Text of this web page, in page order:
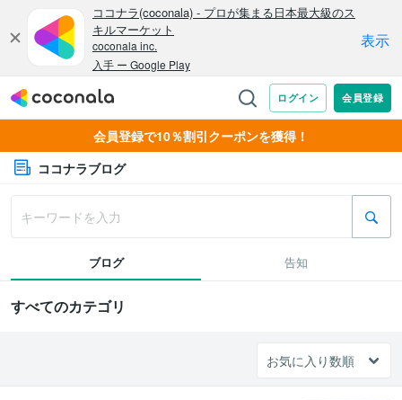
会員登録で10％割引クーポンを獲得！
ココナラブログ
ブログ 告知
すべてのカテゴリ